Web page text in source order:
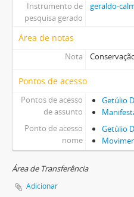
Instrumento de
pesquisa gerado
geraldo-
Área de notas
Nota
Pontos de acesso
Pontos de acesso
de assunto
Getúlio
Ponto de acesso
nome
Getúlio
Área de Transferência
Adicionar